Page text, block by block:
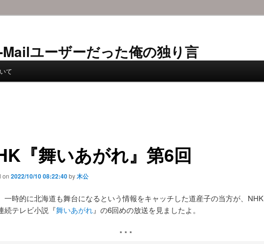
ユーザーだった俺の独り言
て
『舞いあがれ』第6回
on 2022/10/10 08:22:40by木公
一時的に北海道も舞台になるという情報をキャッチした道産子の当方が、NHK
続テレビ小説『舞いあがれ』の6回めの放送を見ましたよ。
* * *